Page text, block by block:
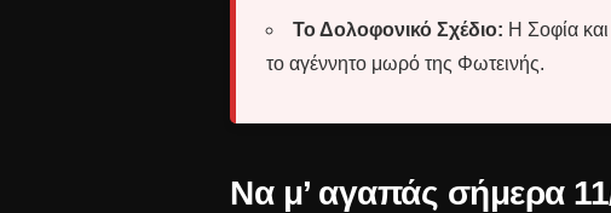
Το Δολοφονικό Σχέδιο: Η Σοφία
το αγέννητο μωρό της Φωτεινής.
Να μ’ αγαπάς σήμερα